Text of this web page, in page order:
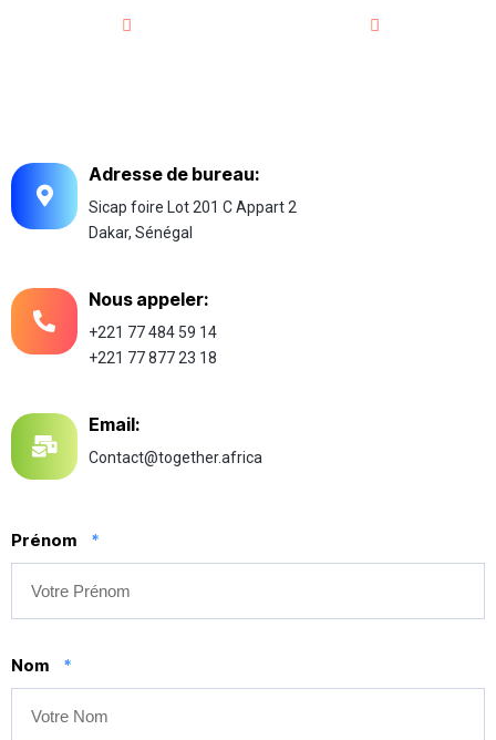
Adresse de bureau:
Sicap foire Lot 201 C Appart 2
Dakar, Sénégal
Nous appeler:
+221 77 484 59 14
+221 77 877 23 18
Email:
Contact@together.africa
Prénom *
Nom *